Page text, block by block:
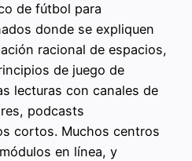
de fútbol para
donde se expliquen
racional de espacios,
de juego de
lecturas con canales de
podcasts
cortos. Muchos centros
en línea, y